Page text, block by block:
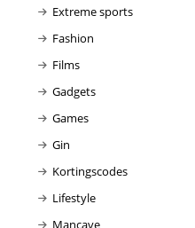
Extreme sports
Fashion
Films
Gadgets
Games
Gin
Kortingscodes
Lifestyle
Mancave